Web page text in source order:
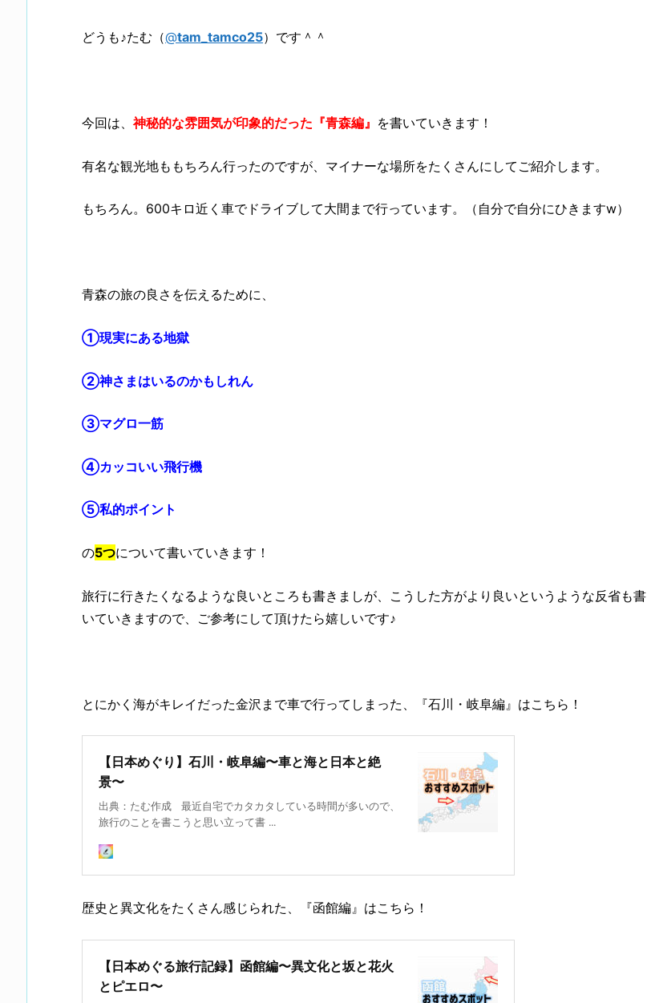
どうも♪たむ（@tam_tamco25）です＾＾
今回は、神秘的な雰囲気が印象的だった 『青森編』 を書いていきます！
有名な観光地ももちろん行ったのですが、マイナーな場所をたくさんにしてご紹介します。
もちろん。600キロ近く車でドライブして大間まで行っています。（自分で自分にひきますw）
青森の旅の良さを伝えるために、
①現実にある地獄
②神さまはいるのかもしれん
③マグロ一筋
④カッコいい飛行機
⑤私的ポイント
の5つについて書いていきます！
旅行に行きたくなるような良いところも書きましが、こうした方がより良いというような反省も書
いていきますので、ご参考にして頂けたら嬉しいです♪
とにかく海がキレイだった金沢まで車で行ってしまった、『石川・岐阜編』はこちら！
【日本めぐり】石川・岐阜編〜車と海と日本と絶
景〜
出典：たむ作成 最近自宅でカタカタしている時間が多いので、
旅行のことを書こうと思い立って書 ...
歴史と異文化をたくさん感じられた、『函館編』はこちら！
【日本めぐる旅行記録】函館編〜異文化と坂と花火
とピエロ〜